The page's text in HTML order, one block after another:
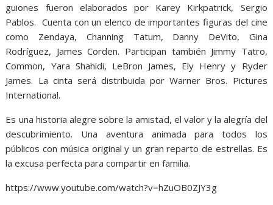
guiones fueron elaborados por Karey Kirkpatrick, Sergio
Pablos. Cuenta con un elenco de importantes figuras del cine
como Zendaya, Channing Tatum, Danny DeVito, Gina
Rodríguez, James Corden. Participan también Jimmy Tatro,
Common, Yara Shahidi, LeBron James, Ely Henry y Ryder
James. La cinta será distribuida por Warner Bros. Pictures
International.
Es una historia alegre sobre la amistad, el valor y la alegría del
descubrimiento. Una aventura animada para todos los
públicos con música original y un gran reparto de estrellas. Es
la excusa perfecta para compartir en familia.
https://www.youtube.com/watch?v=hZuOB0ZJY3g